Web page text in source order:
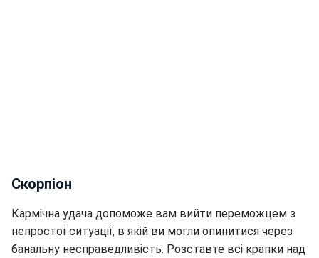
Скорпіон
Кармічна удача допоможе вам вийти переможцем з
непростої ситуації, в якій ви могли опинитися через
банальну несправедливість. Розставте всі крапки над